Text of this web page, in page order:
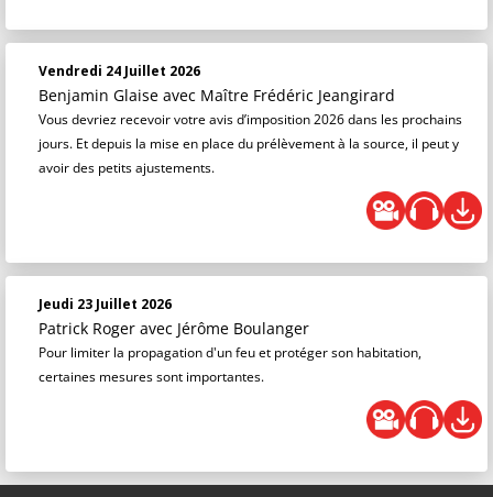
Vendredi 24 Juillet 2026
Benjamin Glaise avec Maître Frédéric Jeangirard
Vous devriez recevoir votre avis d’imposition 2026 dans les prochains
jours. Et depuis la mise en place du prélèvement à la source, il peut y
avoir des petits ajustements.
Jeudi 23 Juillet 2026
Patrick Roger avec Jérôme Boulanger
Pour limiter la propagation d'un feu et protéger son habitation,
certaines mesures sont importantes.